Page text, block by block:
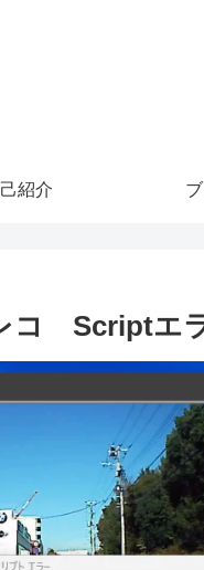
紹介
コ Scriptエ